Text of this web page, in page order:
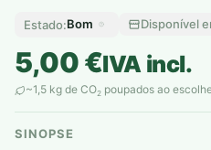
Estado:Bom Disponível
5,00€IVA incl.
~1,5 kg de CO2 poupados ao
SINOPSE
plantar árvores reais